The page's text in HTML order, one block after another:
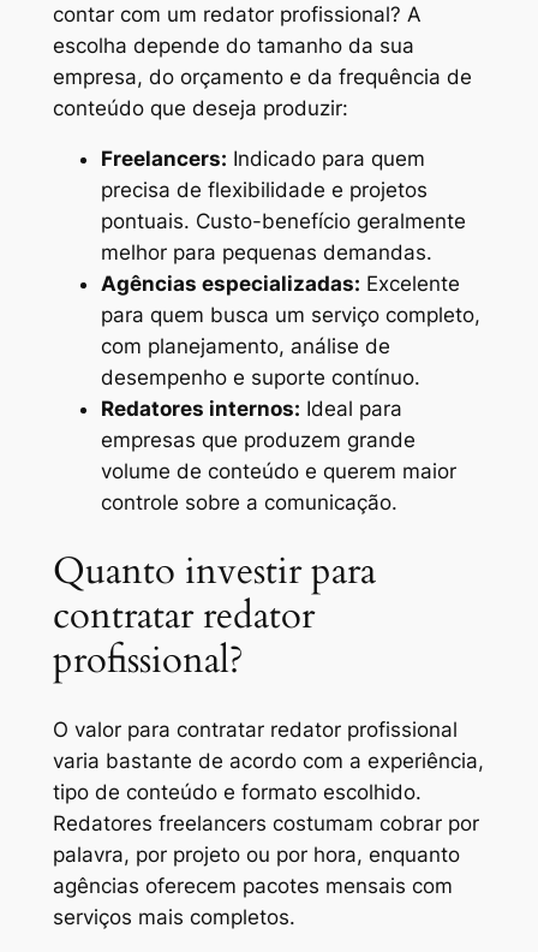
contar com um redator profissional? A
escolha depende do tamanho da sua
empresa, do orçamento e da frequência de
conteúdo que deseja produzir:
Freelancers: Indicado para quem
precisa de flexibilidade e projetos
pontuais. Custo-benefício geralmente
melhor para pequenas demandas.
Agências especializadas: Excelente
para quem busca um serviço completo,
com planejamento, análise de
desempenho e suporte contínuo.
Redatores internos: Ideal para
empresas que produzem grande
volume de conteúdo e querem maior
controle sobre a comunicação.
Quanto investir para
contratar redator
profissional?
O valor para contratar redator profissional
varia bastante de acordo com a experiência,
tipo de conteúdo e formato escolhido.
Redatores freelancers costumam cobrar por
palavra, por projeto ou por hora, enquanto
agências oferecem pacotes mensais com
serviços mais completos.